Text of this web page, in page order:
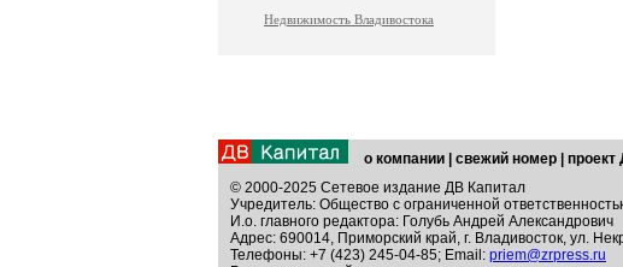
Недвижимость Владивостока
о компании свежий номер проект
© 2000-2025 Сетевое издание ДВ Капитал
Учредитель: Общество с ограниченной
И.о. главного редактора: Голубь Андрей Александрович
Адрес: 690014, Приморский край, г. Владивосток, ул.
Телефоны: +7 (423) 245-04-85; Email: priem@zrpress.ru